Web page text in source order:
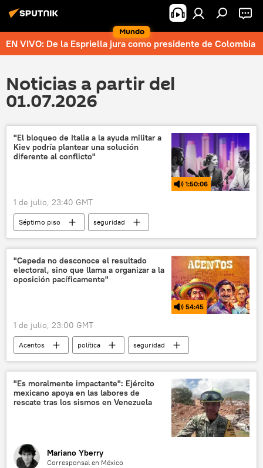
Mundo
EN VIVO: De la Espriella jura como presidente de Colombia
Noticias a partir del
01.07.2026
"El bloqueo de Italia a la ayuda militar a
Kiev podría plantear una solución
diferente al conflicto"
1:50:06
1 de julio, 23:40 GMT
Séptimo piso
seguridad
Volodímir Zelenski
Emmanuel Macron
Ucrania
Italia
Unión Europea (UE)
OTAN
"Cepeda no desconoce el resultado
electoral, sino que llama a organizar a la
oposición pacíficamente"
54:45
1 de julio, 23:00 GMT
Acentos política
seguridad
Abelardo de la Espriella
Iván Cepeda
Colombia
"Es moralmente impactante": Ejército
mexicano apoya en las labores de
rescate tras los sismos en Venezuela
Mariano Yberry
Corresponsal en México